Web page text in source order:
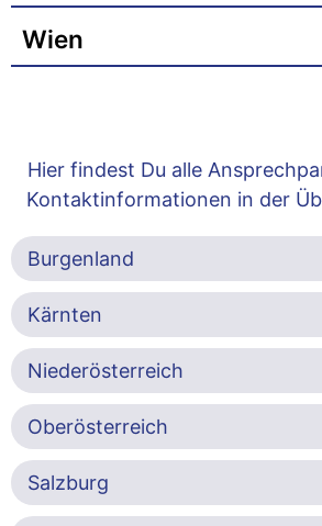
Wien
Hier findest Du alle
Kontaktinformationen in der
Burgenland
Kärnten
Niederösterreich
Oberösterreich
Salzburg